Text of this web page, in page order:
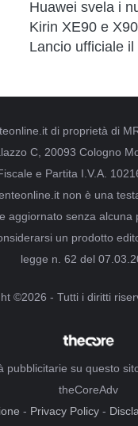
Huawei svela i
Kirin XE90 e
Lancio ufficiale
di proprietà di
C, 20093 Cologno
e Partita I.V.A.
non è una
aggiornato senza alcuna
un prodotto
legge n. 62 del
©2026 - Tutti i diritti
pubblicitarie su questo
theCoreAdv
- Privacy Policy-